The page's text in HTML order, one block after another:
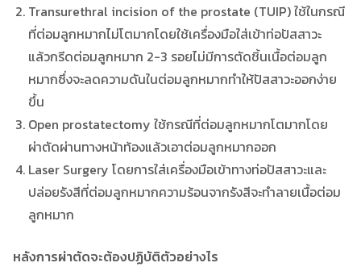
Transurethral incision of the prostate (TUIP) ใช้ในกรณี
ที่ต่อมลูกหมากไม่โตมากโดยใช้เครื่องมือใส่เข้าท่อปัสสาวะ
แล้วกรีดต่อมลูกหมาก 2-3 รอยไม่มีการตัดชิ้นเนื้อต่อมลูก
หมากซึ่งจะลดความดันในต่อมลูกหมากทำให้ปัสสาวะออกง่าย
ขึ้น
Open prostatectomy ใช้กรณีที่ต่อมลูกหมากโตมากโดย
ผ่าตัดผ่านทางหน้าท้องแล้วเอาต่อมลูกหมากออก
Laser Surgery โดยการใส่เครื่องมือเข้าทางท่อปัสสาวะและ
ปล่อยรังสีที่ต่อมลูกหมากความร้อนจากรังสีจะทำลายเนื้อต่อม
ลูกหมาก
หลังการผ่าตัดจะต้องปฏิบัติตัวอย่างไร